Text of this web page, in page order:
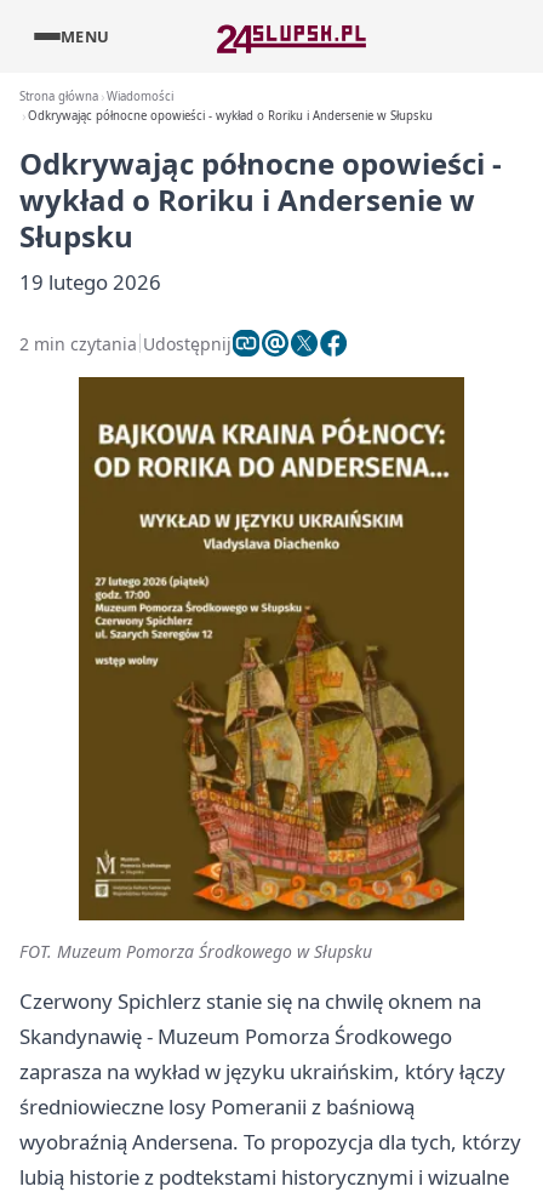
MENU
Strona główna Wiadomości
Odkrywając północne opowieści - wykład o Roriku i Andersenie w Słupsku
Odkrywając północne opowieści -
wykład o Roriku i Andersenie w
Słupsku
19 lutego 2026
2 min czytania Udostępnij
FOT. Muzeum Pomorza Środkowego w Słupsku
Czerwony Spichlerz stanie się na chwilę oknem na
Skandynawię - Muzeum Pomorza Środkowego
zaprasza na wykład w języku ukraińskim, który łączy
średniowieczne losy Pomeranii z baśniową
wyobraźnią Andersena. To propozycja dla tych, którzy
lubią historie z podtekstami historycznymi i wizualne